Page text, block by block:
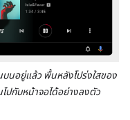
นอยู่แล้ว พื้นหลังโปร่งใสของ
ปกับหน้าจอได้อย่างลงตัว